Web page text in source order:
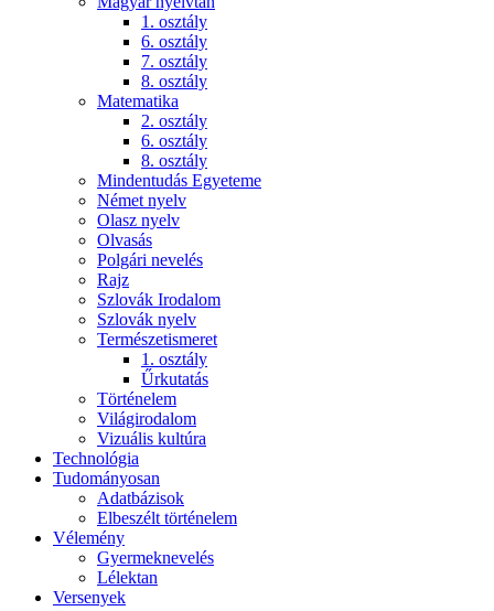
1. osztály
6. osztály
7. osztály
8. osztály
Matematika
2. osztály
6. osztály
8. osztály
Mindentudás Egyeteme
Német nyelv
Olasz nyelv
Olvasás
Polgári nevelés
Rajz
Szlovák Irodalom
Szlovák nyelv
Természetismeret
1. osztály
Űrkutatás
Történelem
Világirodalom
Vizuális kultúra
Technológia
Tudományosan
Adatbázisok
Elbeszélt történelem
Vélemény
Gyermeknevelés
Lélektan
Versenyek